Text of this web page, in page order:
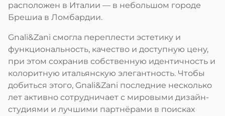
расположен в Италии — в небольшом городе
Брешиа в Ломбардии.
Gnali&Zani смогла переплести эстетику и
функциональность, качество и доступную цену,
при этом сохранив собственную идентичность и
колоритную итальянскую элегантность. Чтобы
добиться этого, Gnali&Zani последние несколько
лет активно сотрудничает с мировыми дизайн-
студиями и лучшими партнёрами в поисках